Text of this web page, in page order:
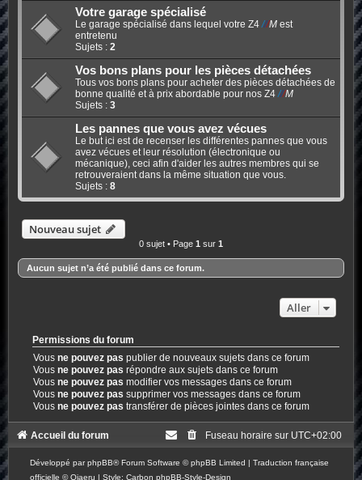
Votre garage spécialisé
Le garage spécialisé dans lequel votre Z4///Mest
entretenu
Sujets : 2
Vos bons plans pour les pièces détachées
Tous vos bons plans pour acheter des pièces détachées de
bonne qualité et à prix abordable pour nos Z4///M
Sujets : 3
Les pannes que vous avez vécues
Le but ici est de recenser les différentes pannes que vous
avez vécues et leur résolution (électronique ou
mécanique), ceci afin d'aider les autres membres qui se
retrouveraient dans la même situation que vous.
Sujets : 8
Nouveau sujet
0 sujet • Page 1sur 1
Aucun sujet n’a été publié dans ce forum.
Aller
Permissions du forum
Vousne pouvez pas publier de nouveaux sujets dans ce forum
Vousne pouvez pas répondre aux sujets dans ce forum
Vousne pouvez pas modifier vos messages dans ce forum
Vousne pouvez pas supprimer vos messages dans ce forum
Vousne pouvez pas transférer de pièces jointes dans ce forum
Accueil du forum Fuseau horaire sur UTC+02:00
Développé parphpBB® Forum Software © phpBB Limited
Traduction française
officielle ©Qiaeru | Style: Carbon phpBB-Style-Design